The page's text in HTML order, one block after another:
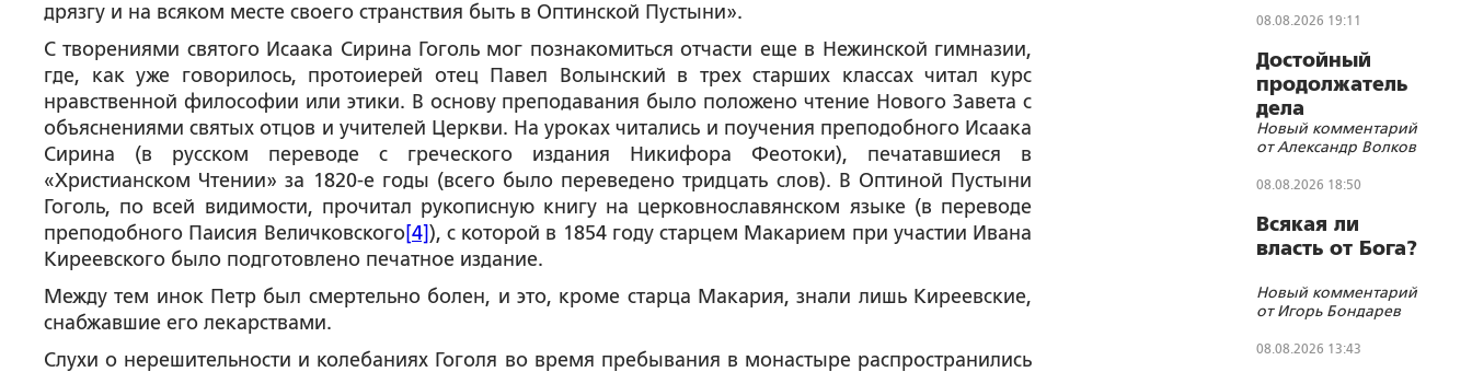
дрязгу и на всяком месте своего странствия быть в Оптинской Пустыни».
С творениями святого Исаака Сирина Гоголь мог познакомиться отчасти еще в Нежинской гимназии,
где, как уже говорилось, протоиерей отец Павел Волынский в трех старших классах читал курс
нравственной философии или этики. В основу преподавания было положено чтение Нового Завета с
объяснениями святых отцов и учителей Церкви. На уроках читались и поучения преподобного Исаака
Сирина (в русском переводе с греческого издания Никифора Феотоки), печатавшиеся в
«Христианском Чтении» за 1820-е годы (всего было переведено тридцать слов). В Оптиной Пустыни
Гоголь, по всей видимости, прочитал рукописную книгу на церковнославянском языке (в переводе
преподобного Паисия Величковского[4] ), с которой в 1854 году старцем Макарием при участии Ивана
Киреевского было подготовлено печатное издание.
Между тем инок Петр был смертельно болен, и это, кроме старца Макария, знали лишь Киреевские,
снабжавшие его лекарствами.
Слухи о нерешительности и колебаниях Гоголя во время пребывания в монастыре распространились
08.08.2026 19:11
Достойный
продолжатель
дела
Губельмана-
Ярославского
Новый комментарий
от Александр Волков
08.08.2026 18:50
Всякая ли
власть от Бога?
Новый комментарий
от Игорь Бондарев
08.08.2026 13:43